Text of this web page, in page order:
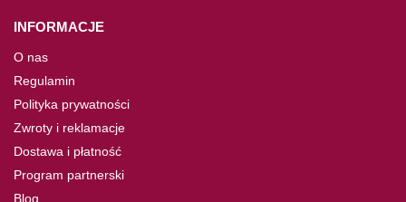
INFORMACJE
O nas
Regulamin
Polityka prywatności
Zwroty i reklamacje
Dostawa i płatność
Program partnerski
Blog